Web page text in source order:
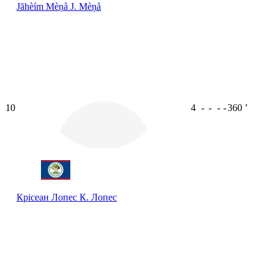
Jăhèím Mèņå J. Mèņå
10
Крісеан Лопес К. Лопес
4 - - - -360 ʼ